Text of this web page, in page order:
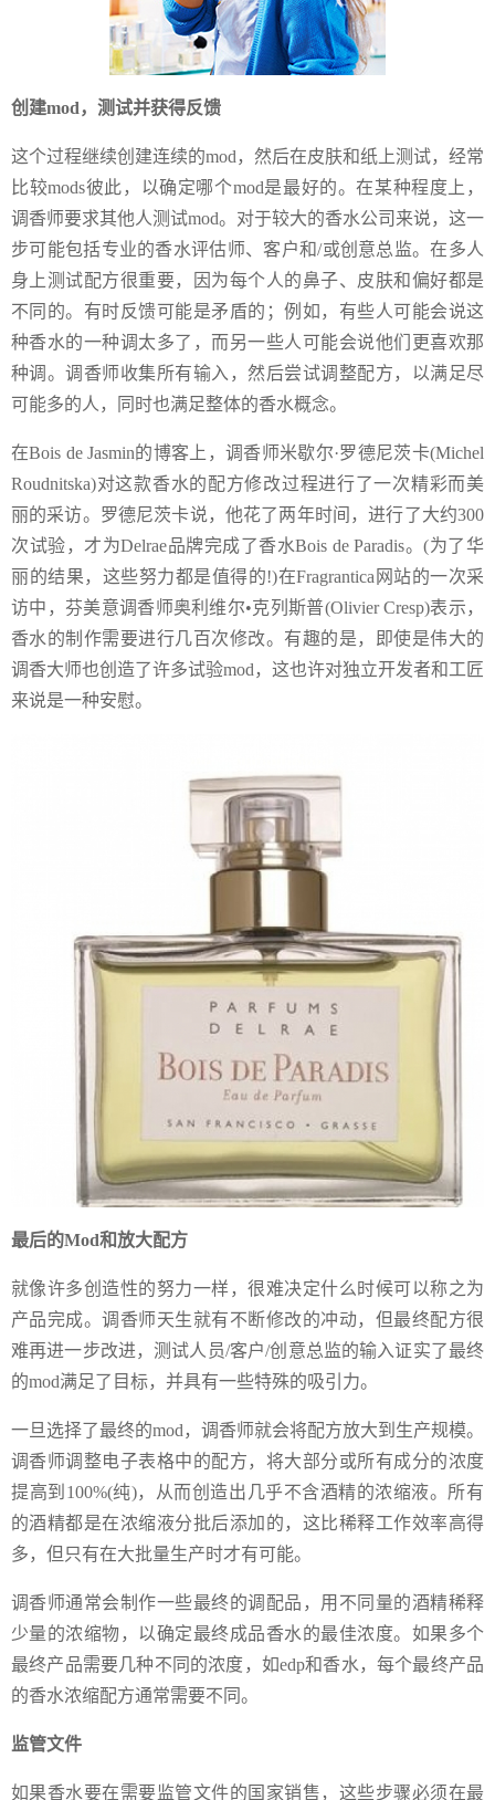
创建mod，测试并获得反馈
这个过程继续创建连续的mod，然后在皮肤和纸上测试，经常
比较mods彼此，以确定哪个mod是最好的。在某种程度上，
调香师要求其他人测试mod。对于较大的香水公司来说，这一
步可能包括专业的香水评估师、客户和/或创意总监。在多人
身上测试配方很重要，因为每个人的鼻子、皮肤和偏好都是
不同的。有时反馈可能是矛盾的；例如，有些人可能会说这
种香水的一种调太多了，而另一些人可能会说他们更喜欢那
种调。调香师收集所有输入，然后尝试调整配方，以满足尽
可能多的人，同时也满足整体的香水概念。
在Bois de Jasmin的博客上，调香师米歇尔·罗德尼茨卡(Michel
Roudnitska)对这款香水的配方修改过程进行了一次精彩而美
丽的采访。罗德尼茨卡说，他花了两年时间，进行了大约300
次试验，才为Delrae品牌完成了香水Bois de Paradis。(为了华
丽的结果，这些努力都是值得的!)在Fragrantica网站的一次采
访中，芬美意调香师奥利维尔•克列斯普(Olivier Cresp)表示，
香水的制作需要进行几百次修改。有趣的是，即使是伟大的
调香大师也创造了许多试验mod，这也许对独立开发者和工匠
来说是一种安慰。
最后的Mod和放大配方
就像许多创造性的努力一样，很难决定什么时候可以称之为
产品完成。调香师天生就有不断修改的冲动，但最终配方很
难再进一步改进，测试人员/客户/创意总监的输入证实了最终
的mod满足了目标，并具有一些特殊的吸引力。
一旦选择了最终的mod，调香师就会将配方放大到生产规模。
调香师调整电子表格中的配方，将大部分或所有成分的浓度
提高到100%(纯)，从而创造出几乎不含酒精的浓缩液。所有
的酒精都是在浓缩液分批后添加的，这比稀释工作效率高得
多，但只有在大批量生产时才有可能。
调香师通常会制作一些最终的调配品，用不同量的酒精稀释
少量的浓缩物，以确定最终成品香水的最佳浓度。如果多个
最终产品需要几种不同的浓度，如edp和香水，每个最终产品
的香水浓缩配方通常需要不同。
监管文件
如果香水要在需要监管文件的国家销售，这些步骤必须在最